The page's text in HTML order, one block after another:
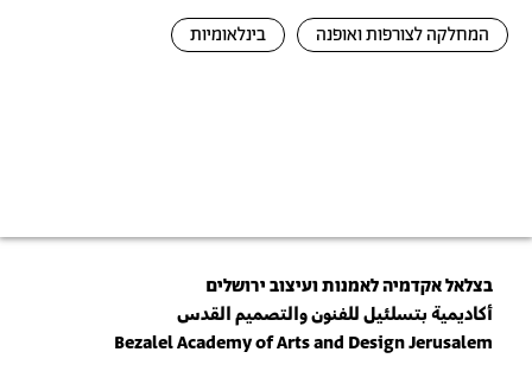
המחלקה לצורפות ואופנה בינלאומיות
בצלאל אקדמיה לאמנות ועיצוב ירושלים
أكاديمية بتسلئيل للفنون والتصميم القدس
Bezalel Academy of Arts and Design Jerusalem